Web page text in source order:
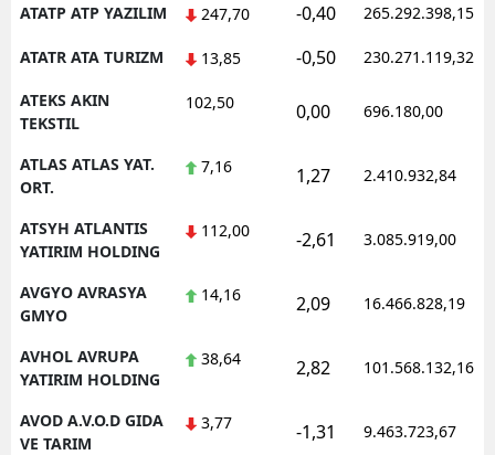
ATATP ATP YAZILIM 247,70 -0,40 265.292.398,15
ATATR ATA TURIZM 13,85 -0,50 230.271.119,32
ATEKS AKIN
TEKSTIL
102,50 0,00 696.180,00
ATLAS ATLAS YAT.
ORT.
7,16 1,27 2.410.932,84
ATSYH ATLANTIS
YATIRIM HOLDING
112,00 -2,61 3.085.919,00
AVGYO AVRASYA
GMYO
14,16 2,09 16.466.828,19
AVHOL AVRUPA
YATIRIM HOLDING
38,64 2,82 101.568.132,16
AVOD A.V.O.D GIDA
VE TARIM
3,77 -1,31 9.463.723,67